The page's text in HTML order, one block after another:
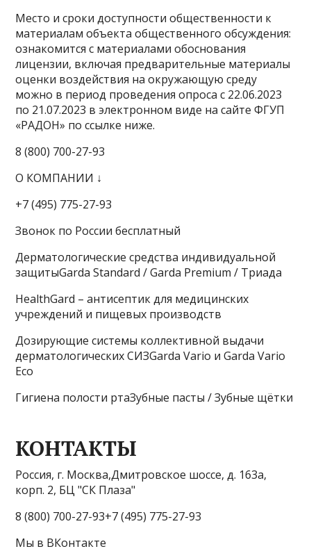
Место и сроки доступности общественности к
материалам объекта общественного обсуждения:
ознакомится с материалами обоснования
лицензии, включая предварительные материалы
оценки воздействия на окружающую среду
можно в период проведения опроса с 22.06.2023
по 21.07.2023 в электронном виде на сайте ФГУП
«РАДОН» по ссылке ниже.
8 (800) 700-27-93
О КОМПАНИИ ↓
+7 (495) 775-27-93
Звонок по России бесплатный
Дерматологические средства индивидуальной
защитыGarda Standard / Garda Premium / Триада
HealthGard – антисептик для медицинских
учреждений и пищевых производств
Дозирующие системы коллективной выдачи
дерматологических СИЗGarda Vario и Garda Vario
Eco
Гигиена полости ртаЗубные пасты / Зубные щётки
КОНТАКТЫ
Россия, г. Москва,Дмитровское шоссе, д. 163а,
корп. 2, БЦ "СК Плаза"
8 (800) 700-27-93+7 (495) 775-27-93
Мы в ВКонтакте